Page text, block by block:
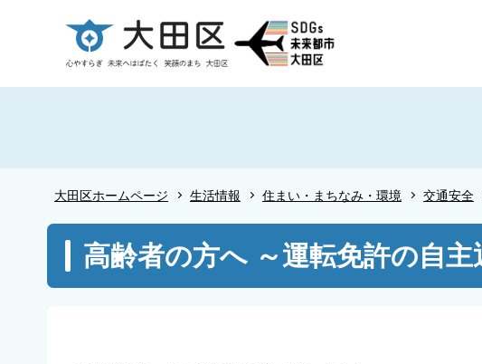
ー
大田区ホームページ 生活情報 住まい・まちなみ・環境 交通安全
こ
高齢者の方へ ～運転免許の自主